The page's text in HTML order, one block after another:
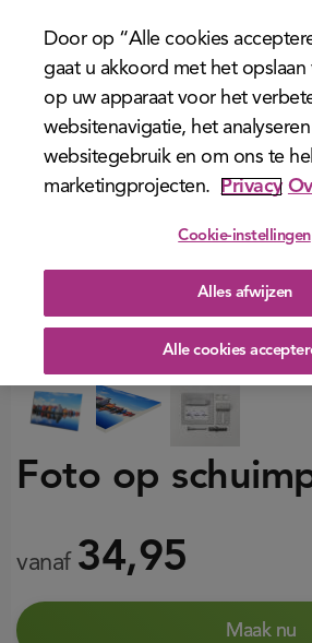
menu
Foto op
vanaf 34,95
Maak nu
Door op “Alle cookies
gaat u akkoord met het opslaan
op uw apparaat voor het
websitenavigatie, het
websitegebruik en om ons te
marketingprojecten.
Privacy
Cookie-instellingen
Alles afwijzen
Alle cookies